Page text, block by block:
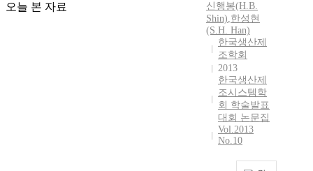
오늘 본 자료
신행봉(H.B.
Shin),한성현
(S.H. Han)
한국생산제
조학회
2013
한국생산제
조시스템학
회 학술발표
대회 논문집
Vol.2013
No.10